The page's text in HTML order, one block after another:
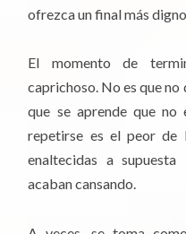
ofrezca un final más
El momento de
caprichoso. No es que no
que se aprende que
repetirse es el peor de
enaltecidas a
acaban cansando.